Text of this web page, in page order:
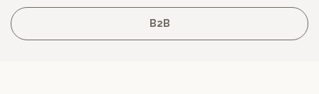
B2B